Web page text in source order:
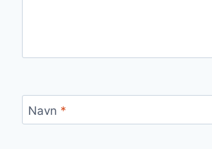
Navn *